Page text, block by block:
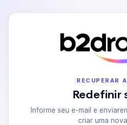
RECUPERAR
Redefinir
Informe seu e-mail e
criar uma